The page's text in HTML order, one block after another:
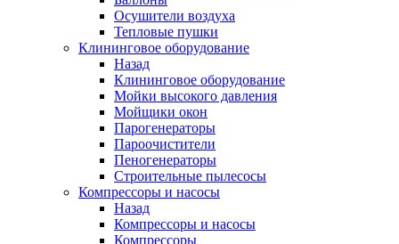
Осушители воздуха
Тепловые пушки
Клининговое оборудование
Назад
Клининговое оборудование
Мойки высокого давления
Мойщики окон
Парогенераторы
Пароочистители
Пеногенераторы
Строительные пылесосы
Компрессоры и насосы
Назад
Компрессоры и насосы
Компрессоры